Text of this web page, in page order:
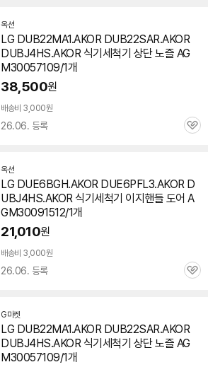
옥션
LG DUB22MA1.AKOR DUB22SAR.AKOR
DUBJ4HS.AKOR 식기세척기 상단 노즐 AG
M30057109/1개
38,500원
배송비 3,000원
26.06. 등록
관
옥션
LG DUE6BGH.AKOR DUE6PFL3.AKOR D
UBJ4HS.AKOR 식기세척기 이지핸들 도어 A
GM30091512/1개
21,010원
배송비 3,000원
26.06. 등록
관
G마켓
LG DUB22MA1.AKOR DUB22SAR.AKOR
DUBJ4HS.AKOR 식기세척기 상단 노즐 AG
M30057109/1개